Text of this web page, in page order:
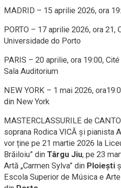
MADRID – 15 aprilie 2026, ora
PORTO – 17 aprilie 2026, ora 21,
Universidade do Porto
PARIS – 20 aprilie, ora 19:00,
Sala Auditorium
NEW YORK – 1 mai 2026,
din New York
MASTERCLASSURILE de
soprana Rodica VICĂ și pianista
vor ține pe 21 martie 2026 la
Brăiloiu” din Târgu Jiu, pe 23
Artă „Carmen Sylva” din Ploiești
Escola Superior de Música e